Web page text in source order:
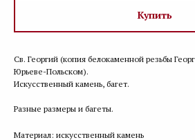
Купить
Св. Георгий (копия белокаменной резьбы
Юрьеве-Польском).
Искусственный камень, багет.
Разные размеры и багеты.
Материал: искусственный камень